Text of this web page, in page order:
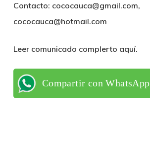
Contacto: cococauca@gmail.com,
cococauca@hotmail.com
Leer comunicado complerto aquí.
Compartir con WhatsApp